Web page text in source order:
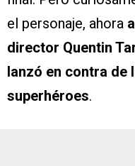
el personaje, ahora
director Quentin
lanzó en contra de
superhéroes.